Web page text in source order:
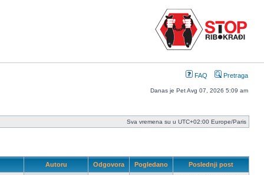
FAQ Pretraga
Danas je Pet Avg 07, 2026 5:09 am
Sva vremena su u UTC+02:00 Europe/Paris
Autoru Odgovora Pogledano Poslednji post